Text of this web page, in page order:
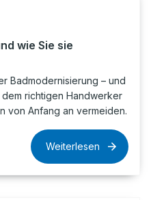
wie Sie sie
Badmodernisierung – und
richtigen Handwerker
von Anfang an vermeiden.
Weiterlesen